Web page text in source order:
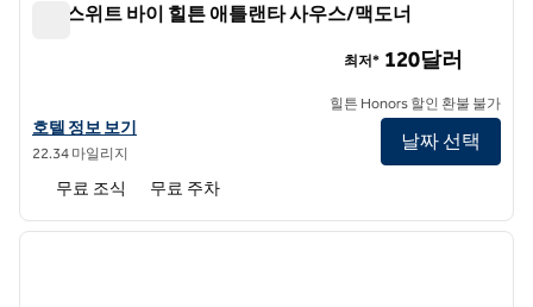
홈2 스위트 바이 힐튼 애틀랜타 사우스/맥도너
홈2 스위트 바이 힐튼 애틀랜타 사우스/맥도너의 호텔 정보 보기
호텔 정보 보기
22.34 마일리지
최저* 120달러
힐튼 Honors 할인 환불 불가
날짜 선택
무료 조식 무료 주차
1/12
다음